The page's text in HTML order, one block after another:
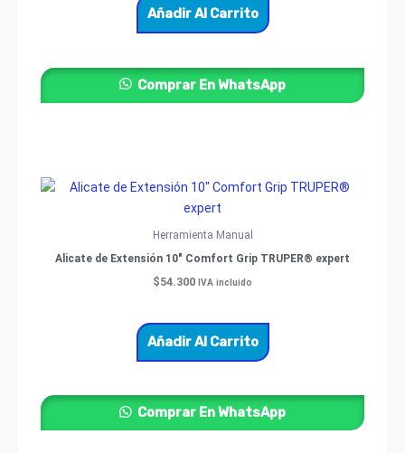
Añadir Al Carrito
Comprar En WhatsApp
Herramienta Manual
Alicate de Extensión 10″ Comfort Grip TRUPER® expert
$54.300 IVA incluido
Añadir Al Carrito
Comprar En WhatsApp